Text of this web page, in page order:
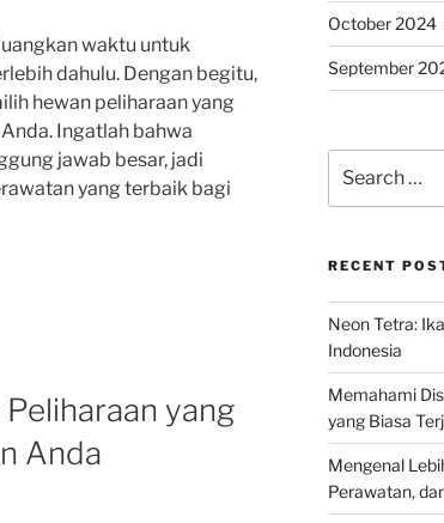
waktu untuk
dahulu. Dengan begitu,
hewan peliharaan yang
Ingatlah bahwa
jawab besar, jadi
yang terbaik bagi
yang
Anda
October 2024
September
for:
RECENT
Neon Tetra:
Indonesia
Memahami
yang Biasa
Mengenal
Perawatan,